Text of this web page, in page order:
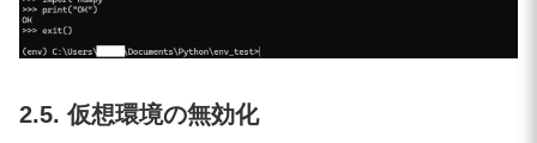
2.5. 仮想環境の無効化